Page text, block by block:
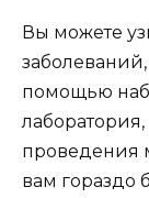
Вы можете
помощью
проведения
вам гораздо